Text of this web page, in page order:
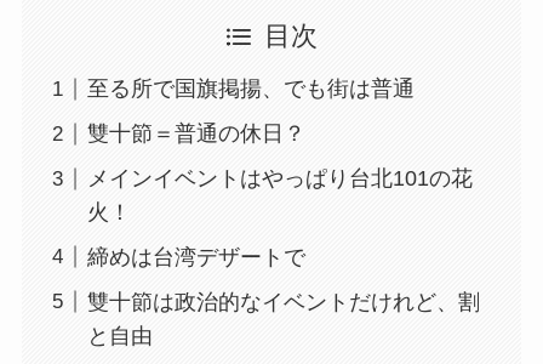
目次
至る所で国旗掲揚、でも街は普通
雙十節＝普通の休日？
メインイベントはやっぱり台北101の花
火！
締めは台湾デザートで
雙十節は政治的なイベントだけれど、割
と自由